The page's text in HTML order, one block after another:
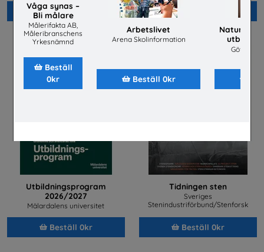
Våga synas –
Bli målare
Målerifakta AB,
Måleribranschens
Yrkesnämnd
Beställ
0kr
Arbetslivet
Arena Skolinformation
Beställ 0kr
Beställ 0kr
Utbildningsprogram
2026/2027
Mälardalens universitet
Beställ 0kr
Tidningen sten
Sveriges
Stenindustriförbund/Stenforsk
Beställ 0kr